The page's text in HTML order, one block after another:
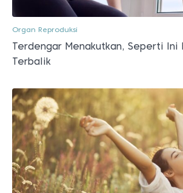
Organ Reproduksi
Terdengar Menakutkan, Seperti Ini
Terbalik